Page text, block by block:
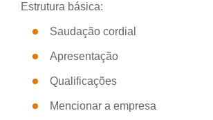
Estrutura básica:
Saudação cordial
Apresentação
Qualificações
Mencionar a empresa